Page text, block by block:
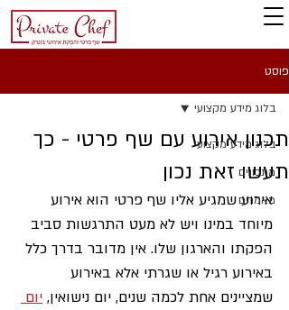
פוסט
בלוג מידע מקצועי
מתכונים
מאמרים
בלוג מידע מקצועי
תכנון אירוע עם שף פרטי - כך
תעשו זאת נכון
אירוע שמגיע אליו שף פרטי הוא אירוע
מיוחד במינו ויש לא מעט התרגשות סביב
הפקתו והארגון שלו. אין מדובר בדרך כלל
באירוע רגיל או שגרתי אלא באירוע
שמציינים אחת לכמה שנים, יום נישואין, יום